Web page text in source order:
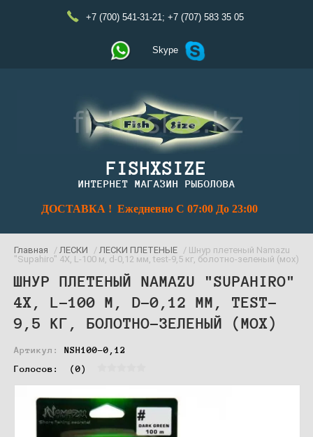
+7 (700) 541-31-21; +7 (707) 583 35 05
Skype
FISHXSIZE
ИНТЕРНЕТ МАГАЗИН РЫБОЛОВА
ДОСТАВКА ! Ежедневно С 07:00 До 23:00
Главная / ЛЕСКИ / ЛЕСКИ ПЛЕТЕНЫЕ / Шнур плетеный Namazu
"Supahiro" 4Х, L-100 м, d-0,12 мм, test-9,5 кг, болотно-зеленый (мох)
ШНУР ПЛЕТЕНЫЙ NAMAZU "SUPAHIRO"
4Х, L-100 М, D-0,12 ММ, TEST-
9,5 КГ, БОЛОТНО-ЗЕЛЕНЫЙ (МОХ)
Артикул:
NSH100-0,12
Голосов: (0)